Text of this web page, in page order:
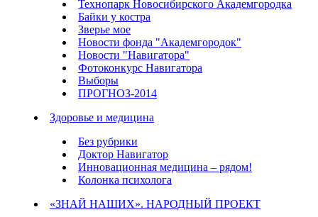
Технопарк Новосибирского Академгородка
Байки у костра
Зверье мое
Новости фонда "Академгородок"
Новости "Навигатора"
Фотоконкурс Навигатора
Выборы
ПРОГНОЗ-2014
Здоровье и медицина
Без рубрики
Доктор Навигатор
Инновационная медицина – рядом!
Колонка психолога
«ЗНАЙ НАШИХ». НАРОДНЫЙ ПРОЕКТ